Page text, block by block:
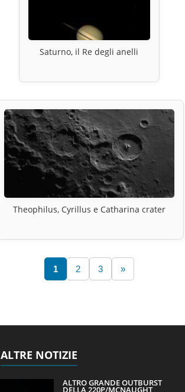
Saturno, il Re degli anelli
Theophilus, Cyrillus e Catharina crater
1 2 3 »
ALTRE NOTIZIE
ALTRO GRANDE OUTBURST
DELLA 220P/MCNAUGHT